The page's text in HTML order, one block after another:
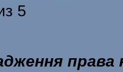
5